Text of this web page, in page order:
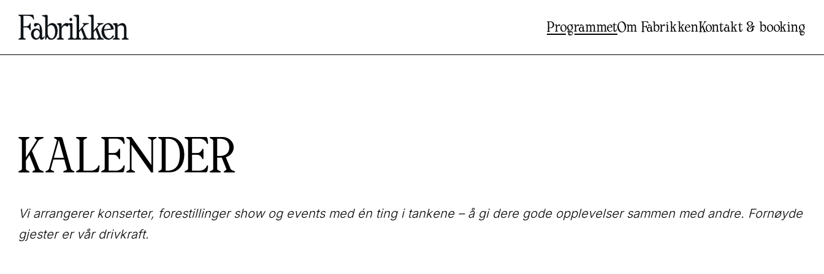
ProgrammetOm FabrikkenKontakt & booking
KALENDER
Vi arrangerer konserter, forestillinger show og events med én ting i tankene – å gi dere gode opplevelser sammen med andre. Fornøyde
gjester er vår drivkraft.